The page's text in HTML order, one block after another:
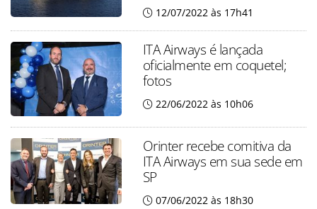
12/07/2022 às 17h41
ITA Airways é lançada
oficialmente em coquetel;
fotos
22/06/2022 às 10h06
Orinter recebe comitiva da
ITA Airways em sua sede em
SP
07/06/2022 às 18h30